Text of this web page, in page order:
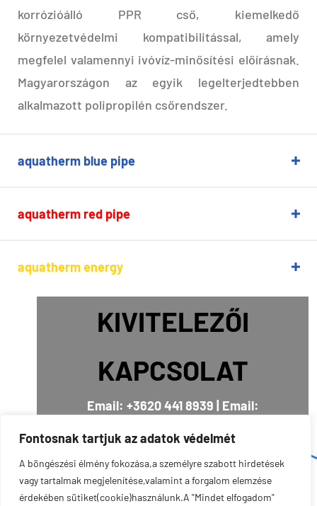
Fontosnak tartjuk az adatok védelmét
A böngészési élmény fokozása,a személyre szabott hirdetések
vagy tartalmak megjelenítése,valamint a forgalom elemzése
érdekében sütiket(cookie)használunk.A "Mindet elfogadom"
korrózióálló PPR cső, kiemelkedő
környezetvédelmi kompatibilitással, amely
megfelel valamennyi ivóvíz-minősítési előírásnak.
Magyarországon az egyik legelterjedtebben
alkalmazott polipropilén csőrendszer.
aquatherm blue pipe
aquatherm red pipe
aquatherm energy
aquatherm black systemKIVITELEZŐI
KAPCSOLAT
Email: +3620 441 8939 | Email: